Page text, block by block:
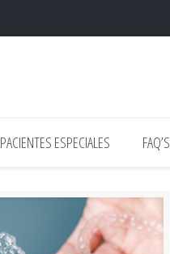
PACIENTES ESPECIALES FAQ’S